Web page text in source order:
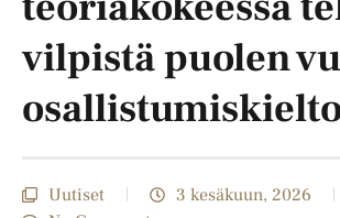
vilpistä puolen
osallistumiskielto
Uutiset
3 kesäkuun, 2026